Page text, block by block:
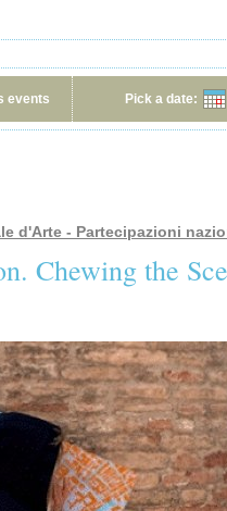
events Pick a date:
d'Arte - Partecipazioni
Chewing the